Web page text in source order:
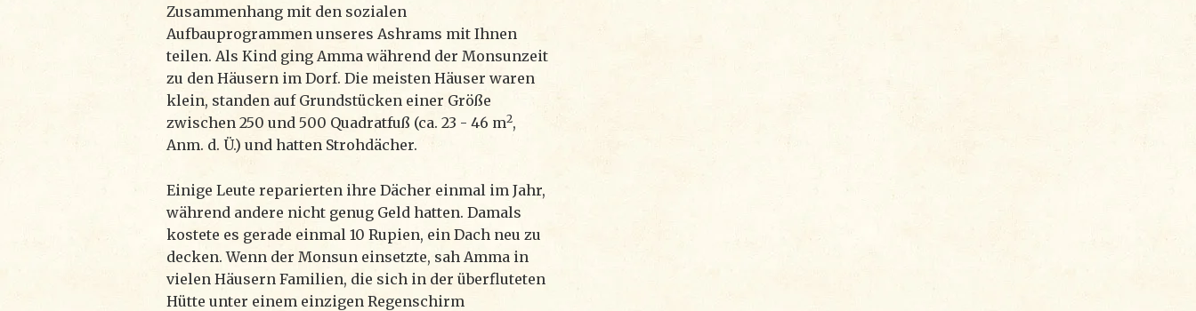
Zusammenhang mit den sozialen
Aufbauprogrammen unseres Ashrams mit Ihnen
teilen. Als Kind ging Amma während der Monsunzeit
zu den Häusern im Dorf. Die meisten Häuser waren
klein, standen auf Grundstücken einer Größe
zwischen 250 und 500 Quadratfuß (ca. 23 - 46 m2,
Anm. d. Ü.) und hatten Strohdächer.
Einige Leute reparierten ihre Dächer einmal im Jahr,
während andere nicht genug Geld hatten. Damals
kostete es gerade einmal 10 Rupien, ein Dach neu zu
decken. Wenn der Monsun einsetzte, sah Amma in
vielen Häusern Familien, die sich in der überfluteten
Hütte unter einem einzigen Regenschirm